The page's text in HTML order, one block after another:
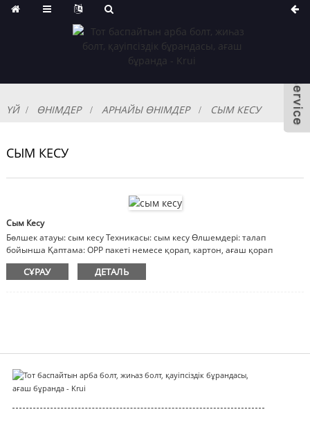
ҮЙ ӨНІМДЕР АРНАЙЫ ӨНІМДЕР СЫМ КЕСУ
СЫМ КЕСУ
Сым Кесу
Бөлшек атауы: сым кесу Техникасы: сым кесу Өлшемдері: талап
бойынша Қаптама: OPP пакеті немесе қорап, картон, ағаш қорап
Ескертпе: материал, әрлеу, өлшемдер реттеледі
СҰРАУ ДЕТАЛЬ